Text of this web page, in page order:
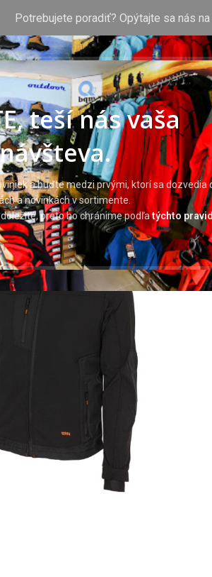
teší nás vaša
návšteva.
a buďte medzi prvými, ktorí sa dozvedia
a novinkách v sortimente.
preto ho chránime podľatýchto
Potrebujete poradiť? Opýtajte sa nás na
OBCHODVLASTNÁ POTLAČ BLOGO NÁS
Jacket black